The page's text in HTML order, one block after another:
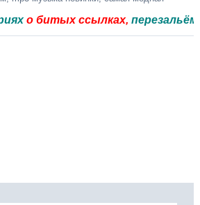
ссылках,перезальём быстро.